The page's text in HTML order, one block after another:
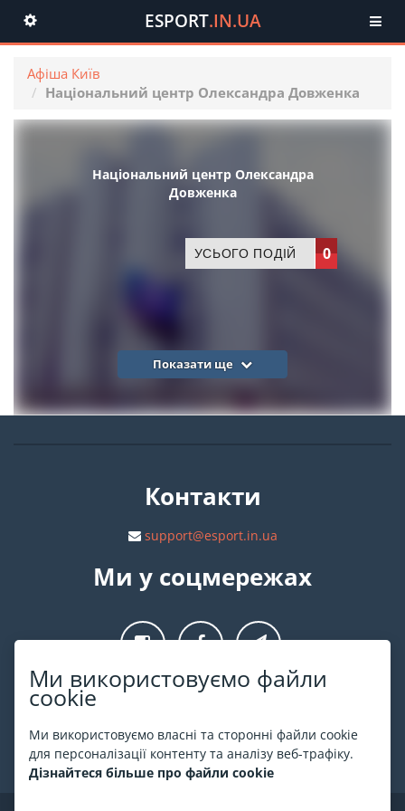
Ми використовуємо файли
cookie
Ми використовуємо власні та сторонні файли cookie
для персоналізації контенту та аналізу веб-трафіку.
Дізнайтеся більше про файли cookie
Toggle
navigation
ESPORT.IN.UA
Афіша Київ
Національний центр Олександра Довженка
Національний центр Олександра
Довженка
УСЬОГО ПОДІЙ 0
Показати ще
Контакти
support@esport.in.ua
Ми у соцмережах
Про ESPORT.in.ua
На ESPORT.in.ua представлена афіша Києва та інших міст
України. Всі квитки продаються офіційно. Ми працюємо
безпосередньо з касами.